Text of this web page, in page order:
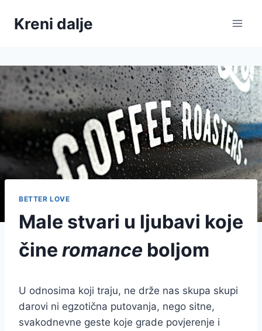
Kreni dalje
BETTER LOVE
Male stvari u ljubavi koje
čine romance boljom
U odnosima koji traju, ne drže nas skupa skupi
darovi ni egzotična putovanja, nego sitne,
svakodnevne geste koje grade povjerenje i